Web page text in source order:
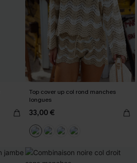
Top cover up col rond manches
longues
33,00 €